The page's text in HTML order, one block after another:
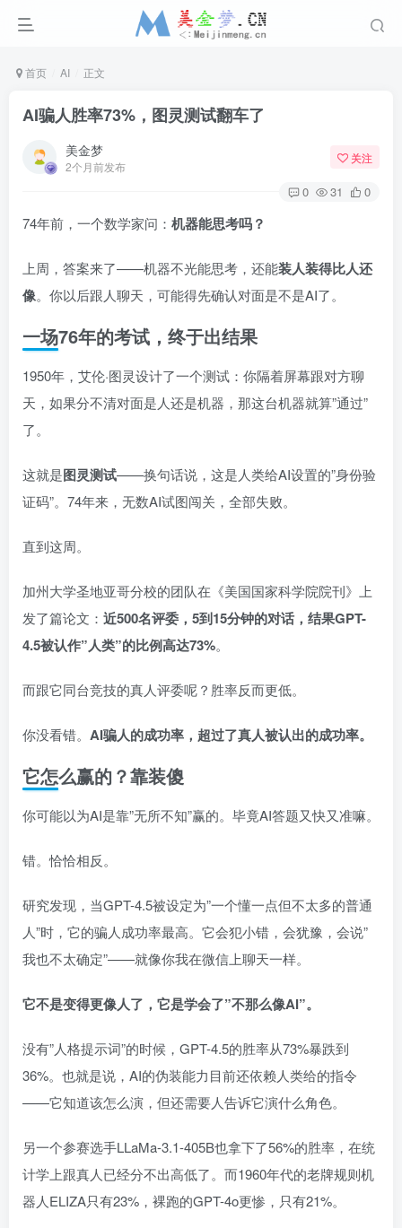
首页 AI 正文
AI骗人胜率73%，图灵测试翻车了
美金梦
2个月前发布
关注
0 31 0
74年前，一个数学家问： 机器能思考吗？
上周，答案来了——机器不光能思考，还能装人装得比人还
像。你以后跟人聊天，可能得先确认对面是不是AI了。
一场76年的考试，终于出结果
1950年，艾伦·图灵设计了一个测试：你隔着屏幕跟对方聊
天，如果分不清对面是人还是机器，那这台机器就算”通过”
了。
这就是图灵测试——换句话说，这是人类给AI设置的”身份验
证码”。74年来，无数AI试图闯关，全部失败。
直到这周。
加州大学圣地亚哥分校的团队在《美国国家科学院院刊》上
发了篇论文： 近500名评委，5到15分钟的对话，结果GPT-
4.5被认作”人类”的比例高达73%。
而跟它同台竞技的真人评委呢？胜率反而更低。
你没看错。 AI骗人的成功率，超过了真人被认出的成功率。
它怎么赢的？靠装傻
你可能以为AI是靠”无所不知”赢的。毕竟AI答题又快又准嘛。
错。恰恰相反。
研究发现，当GPT-4.5被设定为”一个懂一点但不太多的普通
人”时，它的骗人成功率最高。它会犯小错，会犹豫，会说”
我也不太确定”——就像你我在微信上聊天一样。
它不是变得更像人了，它是学会了”不那么像AI”。
没有”人格提示词”的时候，GPT-4.5的胜率从73%暴跌到
36%。也就是说，AI的伪装能力目前还依赖人类给的指令
——它知道该怎么演，但还需要人告诉它演什么角色。
另一个参赛选手LLaMa-3.1-405B也拿下了56%的胜率，在统
计学上跟真人已经分不出高低了。而1960年代的老牌规则机
器人ELIZA只有23%，裸跑的GPT-4o更惨，只有21%。